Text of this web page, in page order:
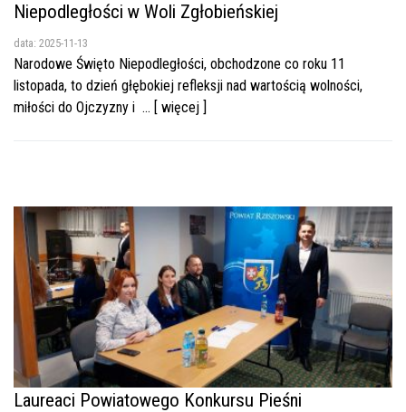
Niepodległości w Woli Zgłobieńskiej
data: 2025-11-13
Narodowe Święto Niepodległości, obchodzone co roku 11
listopada, to dzień głębokiej refleksji nad wartością wolności,
miłości do Ojczyzny i ... [ więcej ]
Laureaci Powiatowego Konkursu Pieśni